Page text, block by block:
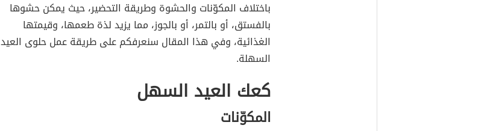
باختلاف المكوّنات والحشوة وطريقة التحضير، حيث يمكن حشوها
بالفستق، أو بالتمر، أو بالجوز، مما يزيد لذة طعمها، وقيمتها
الغذائية، وفي هذا المقال سنعرفكم على طريقة عمل حلوى العيد
السهلة.
كعك العيد السهل
المكوّنات